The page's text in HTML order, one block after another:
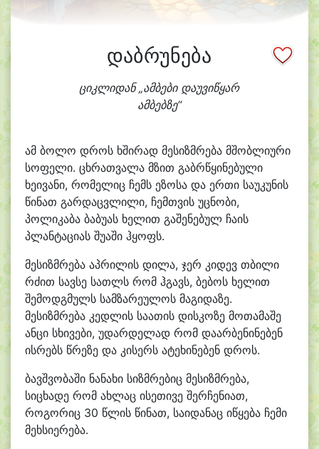
დაბრუნება
ციკლიდან „ამბები დაუვიწყარ
ამბებზე“
ამ ბოლო დროს ხშირად მესიზმრება მშობლიური
სოფელი. ცხრათვალა მზით გაბრწყინებული
ხეივანი, რომელიც ჩემს ეზოსა და ერთი საუკუნის
წინათ გარდაცვლილი, ჩემთვის უცნობი,
პოლიკაბა ბაბუას ხელით გაშენებულ ჩაის
პლანტაციას შუაში ჰყოფს.
მესიზმრება აპრილის დილა, ჯერ კიდევ თბილი
რძით სავსე სათლს რომ ჰგავს, ბებოს ხელით
შემოდგმულს სამზარეულოს მაგიდაზე.
მესიზმრება კედლის საათის დისკოზე მოთამაშე
ანცი სხივები, უდარდელად რომ დაარბენინებენ
ისრებს წრეზე და კისერს ატეხინებენ დროს.
ბავშვობაში ნანახი სიზმრებიც მესიზმრება,
სიცხადე რომ ახლაც ისეთივე შერჩენიათ,
როგორიც 30 წლის წინათ, საიდანაც იწყება ჩემი
მეხსიერება.